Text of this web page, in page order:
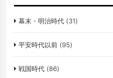
幕末・明治時代(31)
平安時代以前(95)
戦国時代(86)